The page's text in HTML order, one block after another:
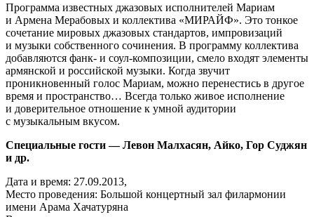
Программа известных джазовых исполнителей Мариам
и Армена Мерабовых и коллектива «МИРАЙФ». Это тонкое
сочетание мировых джазовых стандартов, импровизаций
и музыки собственного сочинения. В программу коллектива
добавляются фанк- и соул-композиции, смело входят элементы
армянской и российской музыки. Когда звучит
проникновенный голос Мариам, можно перенестись в другое
время и пространство… Всегда только живое исполнение
и доверительное отношение к умной аудитории
с музыкальным вкусом.
Специальные гости — Левон Малхасян, Айко, Гор Суджян
и др.
Дата и время: 27.09.2013,
Место проведения: Большой концертный зал филармонии
имени Арама Хачатуряна